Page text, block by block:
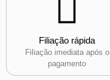
Filiação rápida
Filiação imediata após o
pagamento